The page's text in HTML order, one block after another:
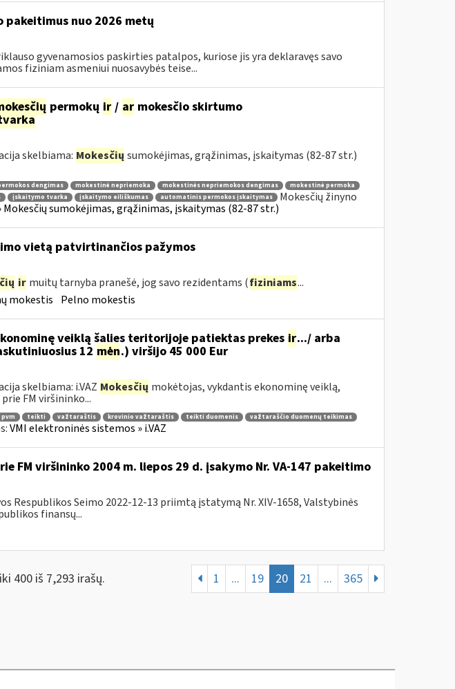
nuo 2026 metų
gyvenamosios paskirties patalpos, kuriose jis yra deklaravęs savo
fiziniam asmeniui nuosavybės teise...
permokų ir/ armokesčio skirtumo
skelbiama: Mokesčių sumokėjimas, grąžinimas, įskaitymas (82-87 str.)
dengimas mokestinė nepriemoka mokestinės nepriemokos dengimas
mokestinė permoka
įskaitymo tvarka įskaitymo eiliškumas automatinis permokos įskaitymas
Mokesčių žinyno
sumokėjimas, grąžinimas, įskaitymas (82-87 str.)
vietą patvirtinančios pažymos
ir muitų tarnyba pranešė, jog savo rezidentams (fiziniams...
mokestis Pelno mokestis
veiklą šalies teritorijoje patiektas prekes ir.../ arba
12 mėn.) viršijo 45 000 Eur
skelbiama: i.VAZ Mokesčių mokėtojas, vykdantis ekonominę veiklą,
FM viršininko...
pvm teikti važtaraštis krovinio važtaraštis teikti duomenis
važtaraščio duomenų teikimas
VMI elektroninės sistemos » i.VAZ
FM viršininko 2004 m. liepos 29 d. įsakymo Nr. VA-147 pakeitimo
Respublikos Seimo 2022-12-13 priimtą įstatymą Nr. XIV-1658, Valstybinės
finansų...
400 iš 7,293 irašų. 1 ... 19 20 21 ... 365